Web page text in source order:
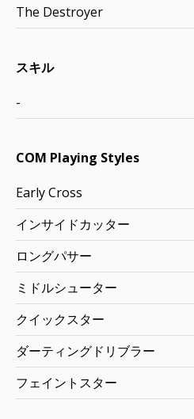
The Destroyer
スキル
-
COM Playing Styles
Early Cross
インサイドカッター
ロングパサー
ミドルシューター
クイックスター
ダーティングドリブラー
フェイントスター